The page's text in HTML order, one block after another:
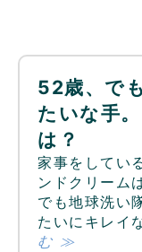
52歳、で
たいな手
は？
家事をしてい
ンドクリーム
でも地球洗い
たいにキレイ
む ≫